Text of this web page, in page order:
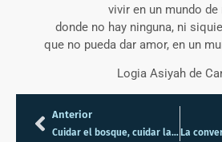
vivir en un mundo de
donde no hay ninguna, ni
que no pueda dar amor, en un
Logia Asiyah de
Anterior
Cuidar el bosque, cuidar la vida